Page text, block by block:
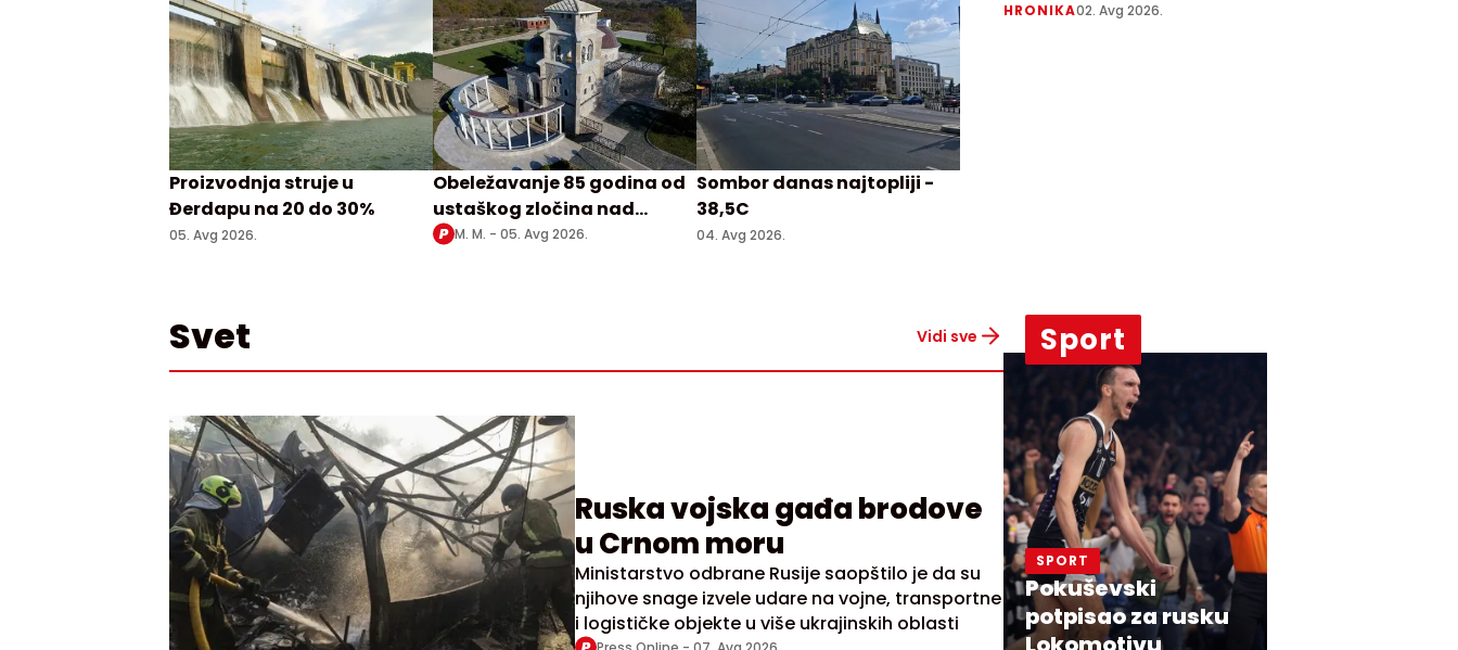
Proizvodnja struje u
Đerdapu na 20 do 30%
05. Avg 2026.
Obeležavanje 85 godina od
ustaškog zločina nad
Srbima u Prebilovcima
M. M. - 05. Avg 2026.
Sombor danas najtopliji -
38,5C
04. Avg 2026.
HRONIKA02. Avg 2026.
Svet Vidi sve
Ruska vojska gađa brodove
u Crnom moru
Ministarstvo odbrane Rusije saopštilo je da su
njihove snage izvele udare na vojne, transportne
i logističke objekte u više ukrajinskih oblasti
Sport
SPORT
Pokuševski
potpisao za rusku